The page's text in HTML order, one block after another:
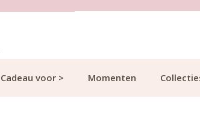
Cadeau voor > Momenten